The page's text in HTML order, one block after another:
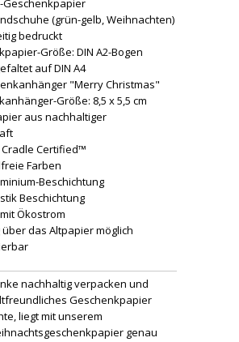
Geschenkpapier
(grün-gelb, Weihnachten)
bedruckt
Größe: DIN A2-Bogen
auf DIN A4
"Merry Christmas"
Größe: 8,5 x 5,5 cm
aus nachhaltiger
Certified™
Farben
Beschichtung
Beschichtung
Ökostrom
über das Altpapier möglich
nachhaltig verpacken und
Geschenkpapier
liegt mit unserem
genau